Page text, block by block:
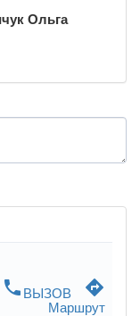
Ольга
phone ВЫЗОВ directions
Маршрут